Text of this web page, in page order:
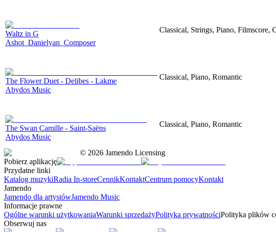
Waltz in G
Ashot_Danielyan_Composer
Classical, Strings, Piano, Filmscore,
The Flower Duet - Delibes - Lakme
Abydos Music
Classical, Piano, Romantic
The Swan Camille - Saint-Saëns
Abydos Music
Classical, Piano, Romantic
© 2026 Jamendo Licensing
Pobierz aplikację
Przydatne linki
Katalog muzykiRadia In-storeCennikKontaktCentrum pomocyKontakt
Jamendo
Jamendo dla artystówJamendo Music
Informacje prawne
Ogólne warunki użytkowaniaWarunki sprzedażyPolityka prywatnościPolityka plików
Obserwuj nas